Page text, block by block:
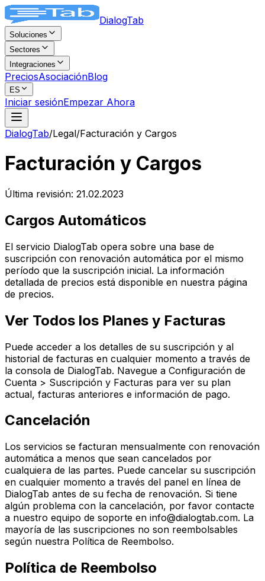
DialogTab
Soluciones
Sectores
Integraciones
PreciosAsociaciónBlog
ES
Iniciar sesiónEmpezar Ahora
DialogTab/Legal/Facturación y Cargos
Facturación y Cargos
Última revisión: 21.02.2023
Cargos Automáticos
El servicio DialogTab opera sobre una base de
suscripción con renovación automática por el mismo
período que la suscripción inicial. La información
detallada de precios está disponible en nuestra página
de precios.
Ver Todos los Planes y Facturas
Puede acceder a los detalles de su suscripción y al
historial de facturas en cualquier momento a través de
la consola de DialogTab. Navegue a Configuración de
Cuenta > Suscripción y Facturas para ver su plan
actual, facturas anteriores e información de pago.
Cancelación
Los servicios se facturan mensualmente con renovación
automática a menos que sean cancelados por
cualquiera de las partes. Puede cancelar su suscripción
en cualquier momento a través del panel en línea de
DialogTab antes de su fecha de renovación. Si tiene
algún problema con la cancelación, por favor contacte
a nuestro equipo de soporte en info@dialogtab.com. La
mayoría de las suscripciones no son reembolsables
según nuestra Política de Reembolso.
Política de Reembolso